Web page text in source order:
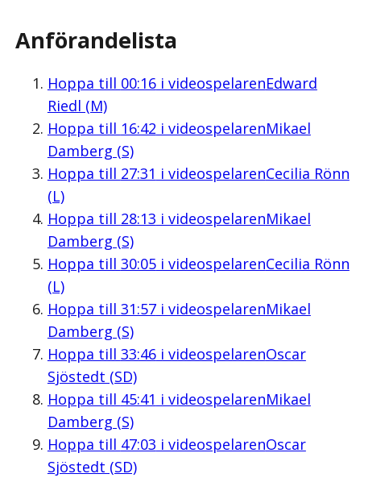
Anförandelista
Hoppa till 00:16i videospelarenEdward
Riedl (M)
Hoppa till 16:42 i videospelarenMikael
Damberg (S)
Hoppa till 27:31 i videospelarenCecilia Rönn
(L)
Hoppa till 28:13 i videospelarenMikael
Damberg (S)
Hoppa till 30:05i videospelarenCecilia Rönn
(L)
Hoppa till 31:57i videospelarenMikael
Damberg (S)
Hoppa till 33:46i videospelarenOscar
Sjöstedt (SD)
Hoppa till 45:41 i videospelarenMikael
Damberg (S)
Hoppa till 47:03 i videospelarenOscar
Sjöstedt (SD)